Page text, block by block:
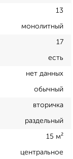
13
монолитный
17
есть
нет данных
обычный
вторичка
раздельный
15 м²
центральное